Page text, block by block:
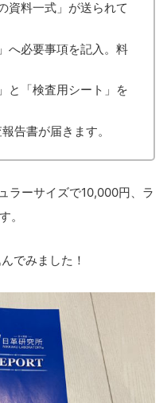
資料一式」が送られて
へ必要事項を記入。料
と「検査用シート」を
告書が届きます。
ラーサイズで10,000円、ラ
。
でみました！